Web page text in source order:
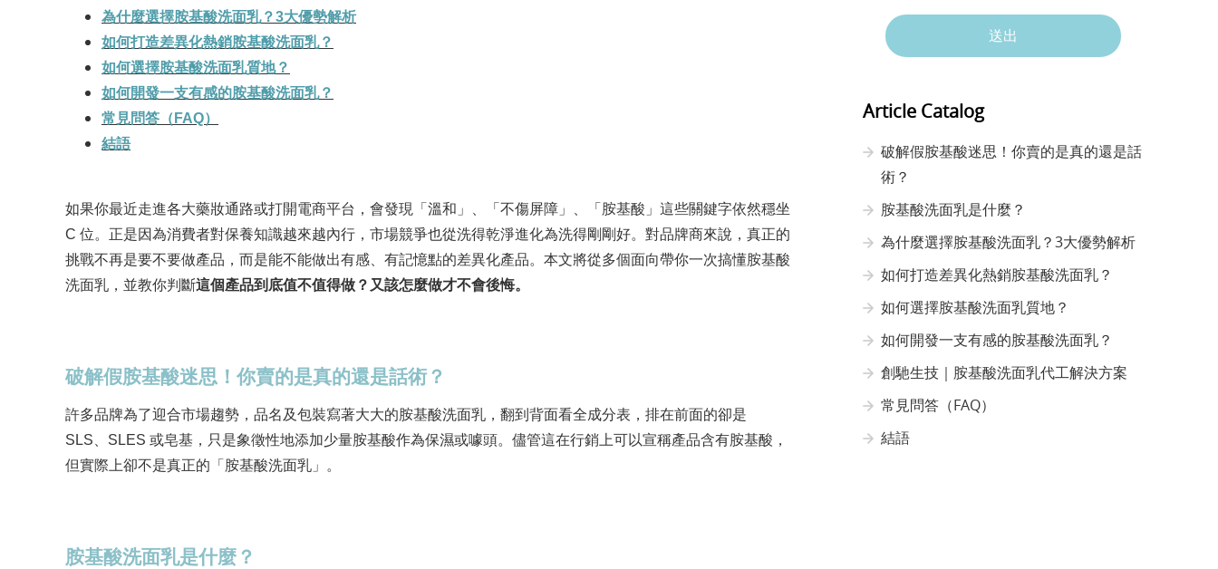
為什麼選擇胺基酸洗面乳？3大優勢解析
如何打造差異化熱銷胺基酸洗面乳？
如何選擇胺基酸洗面乳質地？
如何開發一支有感的胺基酸洗面乳？
常見問答（FAQ）
結語
如果你最近走進各大藥妝通路或打開電商平台，會發現「溫和」、「不傷屏障」、「胺基酸」這些關鍵字依然穩坐
C 位。正是因為消費者對保養知識越來越內行，市場競爭也從洗得乾淨進化為洗得剛剛好。對品牌商來說，真正的
挑戰不再是要不要做產品，而是能不能做出有感、有記憶點的差異化產品。本文將從多個面向帶你一次搞懂胺基酸
洗面乳，並教你判斷這個產品到底值不值得做？又該怎麼做才不會後悔。
破解假胺基酸迷思！你賣的是真的還是話術？
許多品牌為了迎合市場趨勢，品名及包裝寫著大大的胺基酸洗面乳，翻到背面看全成分表，排在前面的卻是
SLS、SLES 或皂基，只是象徵性地添加少量胺基酸作為保濕或噱頭。儘管這在行銷上可以宣稱產品含有胺基酸，
但實際上卻不是真正的「胺基酸洗面乳」。
胺基酸洗面乳是什麼？
送出
Article Catalog
破解假胺基酸迷思！你賣的是真的還是話
術？
胺基酸洗面乳是什麼？
為什麼選擇胺基酸洗面乳？3大優勢解析
如何打造差異化熱銷胺基酸洗面乳？
如何選擇胺基酸洗面乳質地？
如何開發一支有感的胺基酸洗面乳？
創馳生技｜胺基酸洗面乳代工解決方案
常見問答（FAQ）
結語